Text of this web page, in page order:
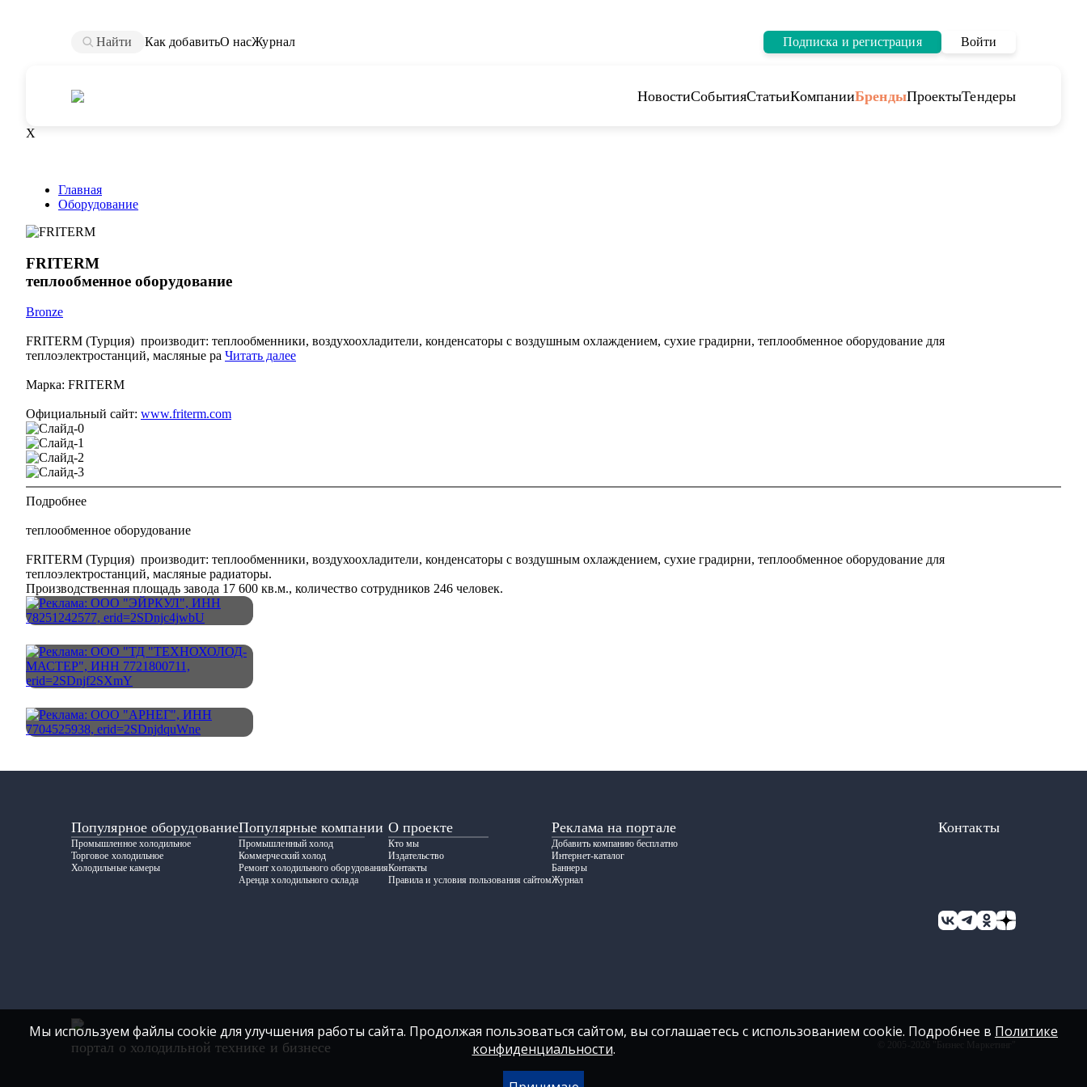
Найти Как добавитьО насЖурнал Подписка и регистрация Войти
НовостиСобытияСтатьиКомпанииБрендыПроектыТендеры
X
Главная
Оборудование
FRITERM
теплообменное оборудование
Bronze
FRITERM (Турция) производит: теплообменники, воздухоохладители, конденсаторы с воздушным охлаждением, сухие градирни, теплообменное оборудование для
теплоэлектростанций, масляные ра Читать далее
Марка: FRITERM
Официальный сайт: www.friterm.com
Подробнее
теплообменное оборудование
FRITERM (Турция) производит: теплообменники, воздухоохладители, конденсаторы с воздушным охлаждением, сухие градирни, теплообменное оборудование для
теплоэлектростанций, масляные радиаторы.
Производственная площадь завода 17 600 кв.м., количество сотрудников 246 человек.
Популярное оборудование
Промышленное холодильное
Торговое холодильное
Холодильные камеры
Популярные компании
Промышленный холод
Коммерческий холод
Ремонт холодильного оборудования
Аренда холодильного склада
О проекте
Кто мы
Издательство
Контакты
Правила и условия пользования сайтом
Реклама на портале
Добавить компанию бесплатно
Интернет-каталог
Баннеры
Журнал
Контакты
портал о холодильной технике и бизнесе
Мы используем файлы cookie для улучшения работы сайта. Продолжая пользоваться сайтом, вы соглашаетесь с использованием cookie. Подробнее в Политике
конфиденциальности.